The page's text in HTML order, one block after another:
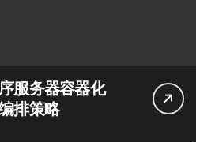
服务器容器化
排策略